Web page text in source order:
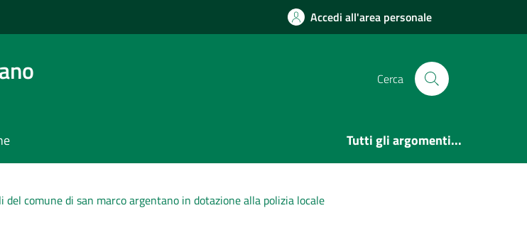
Accedi all'area personale
Cerca
Tutti gli argomenti...
comune di san marco argentano in dotazione alla polizia locale